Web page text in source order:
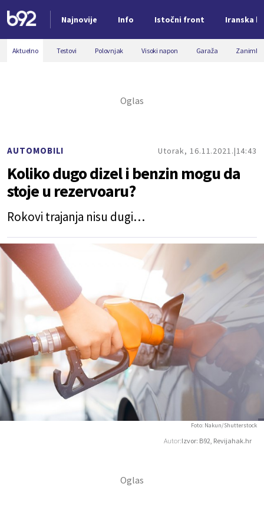
Najnovije Info Istočni front Iranska
Nova vest
Aktuelno Testovi Polovnjak Visoki napon Garaža
AUTOMOBILI Utorak, 16.11.2021. 14:43
Koliko dugo dizel i benzin mogu da
stoje u rezervoaru?
Rokovi trajanja nisu dugi…
Autor:Izvor: B92, Revijahak.hr
Foto: Nakun/Shutterstock